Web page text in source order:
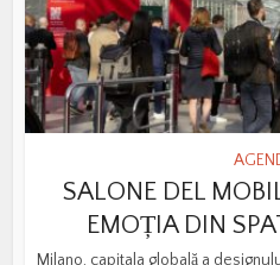
SALONE DEL
EMOȚIA DIN
Milano, capitala globală a